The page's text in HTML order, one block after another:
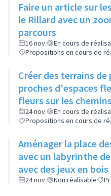
Faire un article sur
le Rillard avec un
parcours
16 nov.
En cours de
Propositions en cours de
Créer des terrains
proches d'espaces
fleurs sur les
immeubles
24 nov.
En cours de
Propositions en cours de
Aménager la place
avec un labyrinthe
avec des jeux en bois
24 nov. Non réalisable